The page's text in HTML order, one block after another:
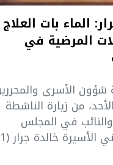
الماء بات العلاج
المرضية في
الأسرى
من زيارة الناشطة
في المجلس
التشريعي